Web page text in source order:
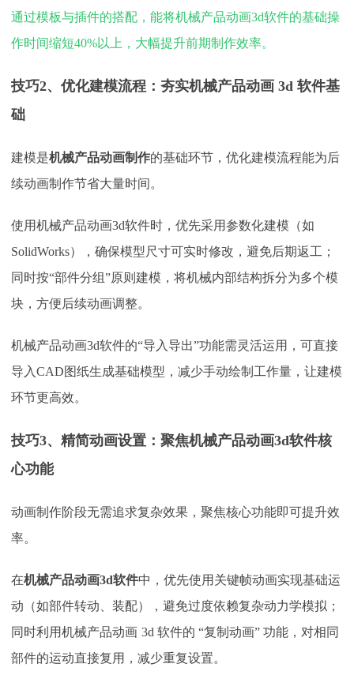
通过模板与插件的搭配，能将机械产品动画3d软件的基础操
作时间缩短40%以上，大幅提升前期制作效率。
技巧2、优化建模流程：夯实机械产品动画 3d 软件基
础​
建模是机械产品动画制作的基础环节，优化建模流程能为后
续动画制作节省大量时间。
使用机械产品动画3d软件时，优先采用参数化建模（如
SolidWorks），确保模型尺寸可实时修改，避免后期返工；
同时按“部件分组”原则建模，将机械内部结构拆分为多个模
块，方便后续动画调整。
机械产品动画3d软件的“导入导出”功能需灵活运用，可直接
导入CAD图纸生成基础模型，减少手动绘制工作量，让建模
环节更高效。
技巧3、精简动画设置：聚焦机械产品动画3d软件核
心功能
动画制作阶段无需追求复杂效果，聚焦核心功能即可提升效
率。
在机械产品动画3d软件中，优先使用关键帧动画实现基础运
动（如部件转动、装配），避免过度依赖复杂动力学模拟；
同时利用机械产品动画 3d 软件的 “复制动画” 功能，对相同
部件的运动直接复用，减少重复设置。